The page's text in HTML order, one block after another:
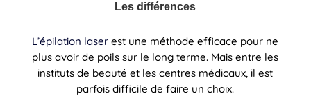
Les différences
L’épilation laserest une méthode efficace pour ne
plus avoir de poils sur le long terme. Mais entre les
instituts de beauté et les centres médicaux, il est
parfois difficile de faire un choix.